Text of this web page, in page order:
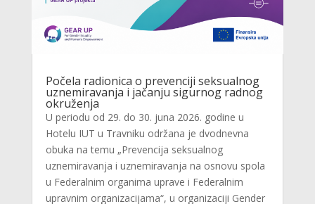
Počela radionica o prevenciji seksualnog
uznemiravanja i jačanju sigurnog radnog
okruženja
U periodu od 29. do 30. juna 2026. godine u
Hotelu IUT u Travniku održana je dvodnevna
obuka na temu „Prevencija seksualnog
uznemiravanja i uznemiravanja na osnovu spola
u Federalnim organima uprave i Federalnim
upravnim organizacijama“, u organizaciji Gender